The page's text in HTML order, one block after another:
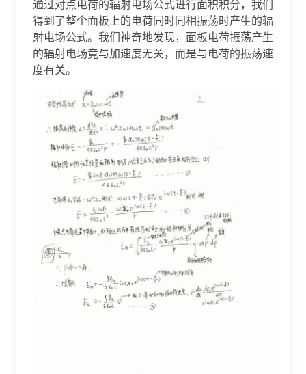
通过对点电荷的辐射电场公式进行面积积分，我们
得到了整个面板上的电荷同时同相振荡时产生的辐
射电场公式。我们神奇地发现，面板电荷振荡产生
的辐射电场竟与加速度无关，而是与电荷的振荡速
度有关。